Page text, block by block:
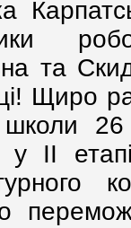
та
Щиро
школи
у ІІ